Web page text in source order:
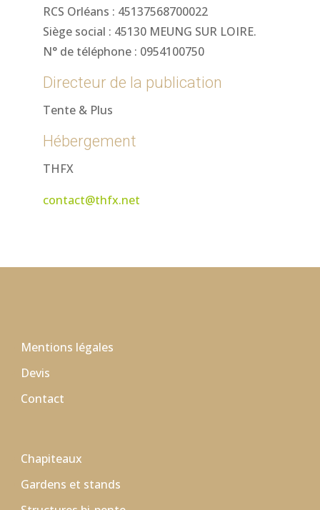
RCS Orléans : 45137568700022
Siège social : 45130 MEUNG SUR LOIRE.
N° de téléphone : 0954100750
Directeur de la publication
Tente & Plus
Hébergement
THFX
contact@thfx.net
Mentions légales
Devis
Contact
Chapiteaux
Gardens et stands